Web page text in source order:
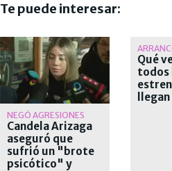
Te puede interesar:
NEGÓ AGRESIONES
Candela Arizaga
aseguró que
sufrió un "brote
psicótico" y
Qué
todos